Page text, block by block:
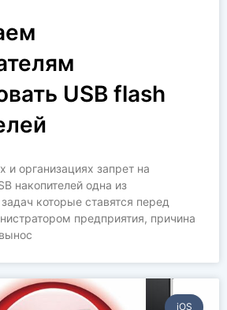
USB flash
и организациях запрет на
накопителей одна из
которые ставятся перед
предприятия, причина
iOS